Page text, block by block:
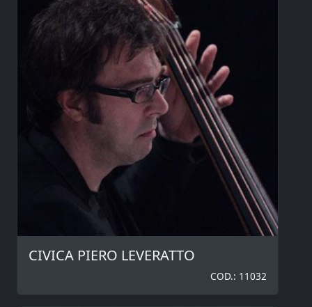
CIVICA PIERO LEVERATTO
COD.: 11032